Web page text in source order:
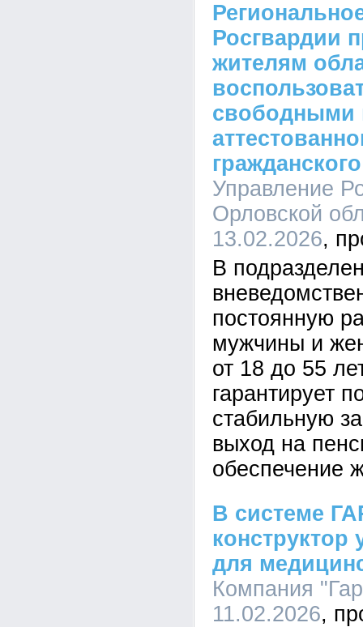
Росгвардии
жителям
свободными
Управление
Орловской
13.02.2026
В
постоянную
мужчины и
от 18 до 55
гарантирует
стабильную
выход на
обеспечение
В системе
конструктор
для
Компания
11.02.2026